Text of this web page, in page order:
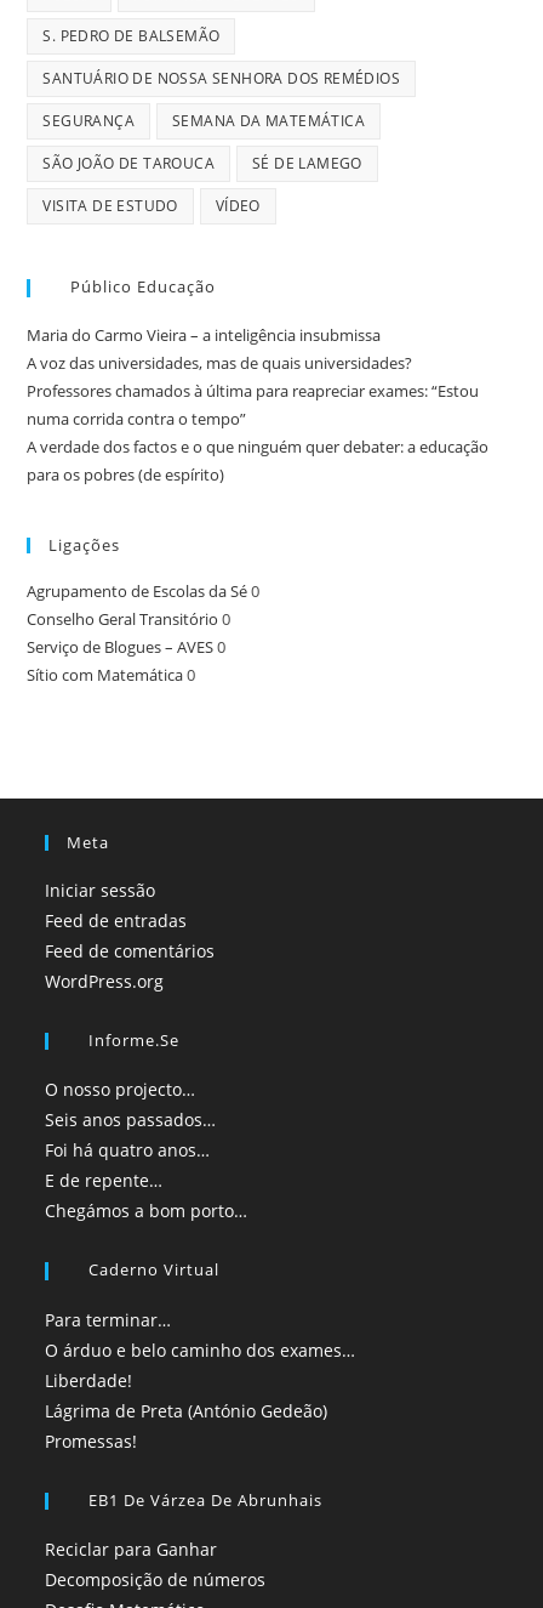
S. PEDRO DE BALSEMÃO
SANTUÁRIO DE NOSSA SENHORA DOS REMÉDIOS
SEGURANÇA SEMANA DA MATEMÁTICA
SÃO JOÃO DE TAROUCA SÉ DE LAMEGO
VISITA DE ESTUDO VÍDEO
Público Educação
Maria do Carmo Vieira – a inteligência insubmissa
A voz das universidades, mas de quais universidades?
Professores chamados à última para reapreciar exames: “Estou
numa corrida contra o tempo”
A verdade dos factos e o que ninguém quer debater: a educação
para os pobres (de espírito)
Ligações
Agrupamento de Escolas da Sé0
Conselho Geral Transitório 0
Serviço de Blogues – AVES0
Sítio com Matemática0
Meta
Iniciar sessão
Feed de entradas
Feed de comentários
WordPress.org
Informe.se
O nosso projecto…
Seis anos passados…
Foi há quatro anos…
E de repente…
Chegámos a bom porto…
Caderno Virtual
Para terminar…
O árduo e belo caminho dos exames…
Liberdade!
Lágrima de Preta (António Gedeão)
Promessas!
EB1 De Várzea De Abrunhais
Reciclar para Ganhar
Decomposição de números